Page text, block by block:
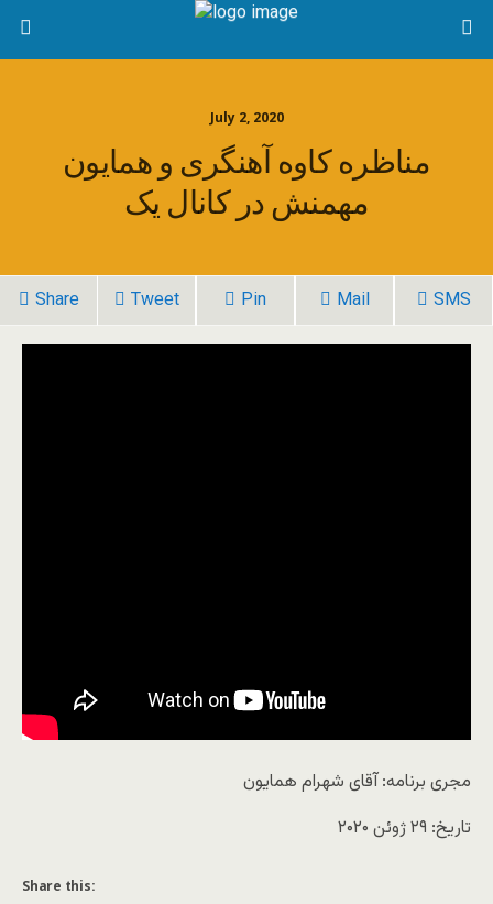
July 2, 2020
مناظره کاوه آهنگری و همایون
مهمنش در کانال یک
Share Tweet Pin Mail SMS
مجری برنامه: آقای شهرام همایون
تاریخ: ۲۹ ژوئن ۲۰۲۰
Share this: